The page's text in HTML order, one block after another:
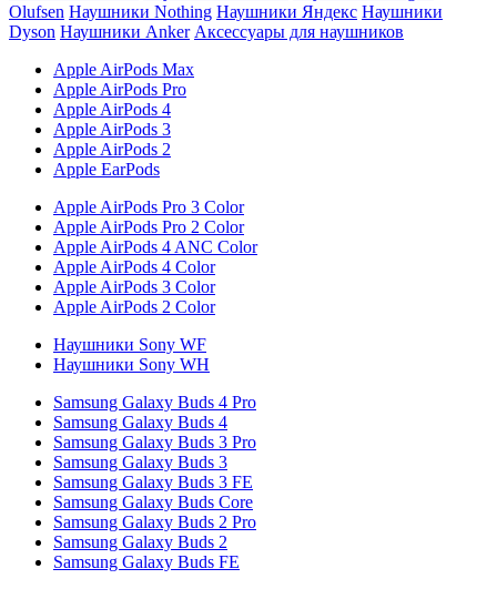
Olufsen Наушники Nothing Наушники Яндекс Наушники
Dyson Наушники Anker Аксессуары для наушников
Apple AirPods Max
Apple AirPods Pro
Apple AirPods 4
Apple AirPods 3
Apple AirPods 2
Apple EarPods
Apple AirPods Pro 3 Color
Apple AirPods Pro 2 Color
Apple AirPods 4 ANC Color
Apple AirPods 4 Color
Apple AirPods 3 Color
Apple AirPods 2 Color
Наушники Sony WF
Наушники Sony WH
Samsung Galaxy Buds 4 Pro
Samsung Galaxy Buds 4
Samsung Galaxy Buds 3 Pro
Samsung Galaxy Buds 3
Samsung Galaxy Buds 3 FE
Samsung Galaxy Buds Core
Samsung Galaxy Buds 2 Pro
Samsung Galaxy Buds 2
Samsung Galaxy Buds FE